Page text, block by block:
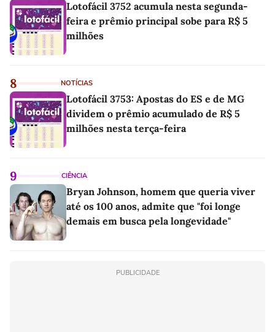
Lotofácil 3752 acumula nesta segunda-
feira e prêmio principal sobe para R$ 5
milhões
8 NOTÍCIAS
Lotofácil 3753: Apostas do ES e de MG
dividem o prêmio acumulado de R$ 5
milhões nesta terça-feira
9 CIÊNCIA
Bryan Johnson, homem que queria viver
até os 100 anos, admite que "foi longe
demais em busca pela longevidade"
PUBLICIDADE